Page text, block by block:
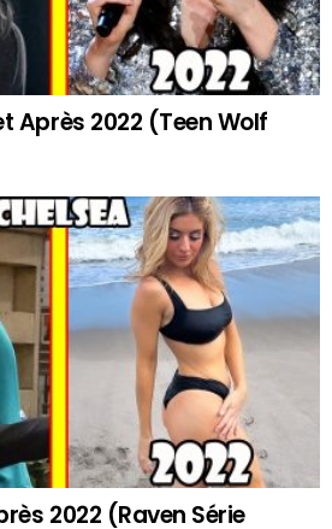
Après 2022 (Teen Wolf
2022 (Raven Série